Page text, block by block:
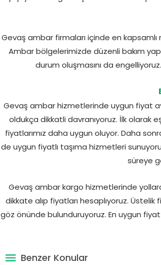
Gevaş ambar firmaları içinde en
Ambar bölgelerimizde düzenli bakım
durum oluşmasını da
Gevaş ambar hizmetlerinde uygun fiyat
oldukça dikkatli davranıyoruz. İlk olarak
fiyatlarımız daha uygun oluyor. Daha
de uygun fiyatlı taşıma hizmetleri
süreye
Gevaş ambar kargo hizmetlerinde
dikkate alıp fiyatları hesaplıyoruz.
göz önünde bulunduruyoruz. En uygun
Benzer Konular